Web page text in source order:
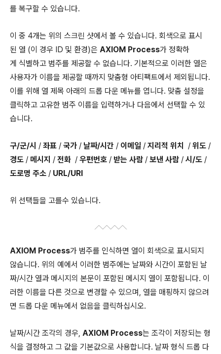
를 복구할 수 있습니다.
이 중 4개는 위의 스크린 샷에서 볼 수 있습니다. 회색으로 표시
된 열 (이 경우 ID 및 환경)은 AXIOM Process가 정확하
게 식별하고 범주를 제공할 수 없습니다. 기본적으로 이러한 열은
사용자가 이름을 제공할 때까지 맞춤형 아티팩트에서 제외됩니다.
이를 위해 열 제목 아래의 드롭 다운 메뉴를 엽니다. 맞춤 설정을
클릭하고 고유한 범주 이름을 입력하거나 다음에서 선택할 수 있
습니다.
구/군/시 / 좌표 / 국가 / 날짜/시간 / 이메일 / 지리적 위치 / 위도 /
경도 / 메시지 / 전화 / 우편번호 / 받는 사람 / 보낸 사람 / 시/도 /
도로명 주소 / URL/URI
위 선택들을 고를수 있습니다.
AXIOM Process가 범주를 인식하면 열이 회색으로 표시되지
않습니다. 위의 예에서 이러한 범주에는 날짜와 시간이 포함된 날
짜/시간 열과 메시지의 본문이 포함된 메시지 열이 포함됩니다. 이
러한 이름을 다른 것으로 변경할 수 있으며, 열을 매핑하지 않으려
면 드롭 다운 메뉴에서 없음을 클릭하십시오.
날짜/시간 조각의 경우, AXIOM Process는 조각이 저장되는 형
식을 결정하고 그 값을 기본값으로 사용합니다. 날짜 형식 드롭 다